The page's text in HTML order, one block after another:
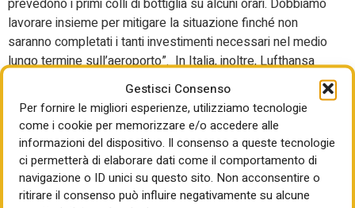
Gestisci Consenso
Per fornire le migliori esperienze, utilizziamo tecnologie
come i cookie per memorizzare e/o accedere alle
informazioni del dispositivo. Il consenso a queste tecnologie
ci permetterà di elaborare dati come il comportamento di
navigazione o ID unici su questo sito. Non acconsentire o
ritirare il consenso può influire negativamente su alcune
prevedono i primi colli di bottiglia su alcuni orari. Dobbiamo
lavorare insieme per mitigare la situazione finché non
saranno completati i tanti investimenti necessari nel medio
lungo termine sull’aeroporto”. In Italia, inoltre, Lufthansa
pensa anche a collegamenti su aeroporti finora non serviti
bene con aerei regionali sotto i 100 posti e vuole vederci
chiaro sull’annosa questione sui rapporti tra aeroporti e
finanziamenti alle low cost.
Intanto, l’ingresso di Lufthansa nel capitale di Ita
riposizione la compagnia italiana nella grandi alleanze